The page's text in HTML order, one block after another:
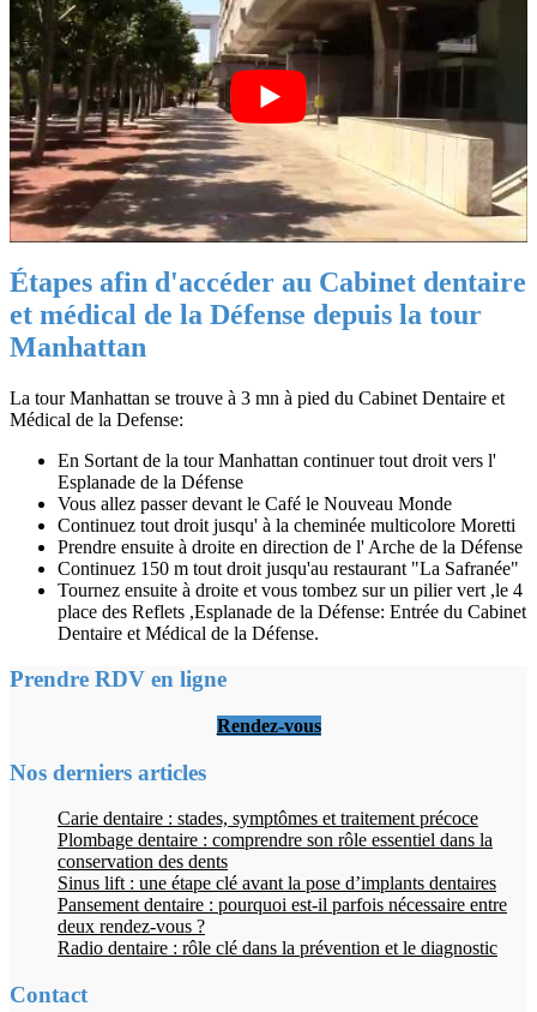
Étapes afin d'accéder au Cabinet dentaire
et médical de la Défense depuis la tour
Manhattan
La tour Manhattan se trouve à 3 mn à pied du Cabinet Dentaire et
Médical de la Defense:
En Sortant de la tour Manhattan continuer tout droit vers l'
Esplanade de la Défense
Vous allez passer devant le Café le Nouveau Monde
Continuez tout droit jusqu' à la cheminée multicolore Moretti
Prendre ensuite à droite en direction de l' Arche de la Défense
Continuez 150 m tout droit jusqu'au restaurant "La Safranée"
Tournez ensuite à droite et vous tombez sur un pilier vert ,le 4
place des Reflets ,Esplanade de la Défense: Entrée du Cabinet
Dentaire et Médical de la Défense.
Prendre RDV en ligne
Rendez-vous
Nos derniers articles
Carie dentaire : stades, symptômes et traitement précoce
Plombage dentaire : comprendre son rôle essentiel dans la
conservation des dents
Sinus lift : une étape clé avant la pose d’implants dentaires
Pansement dentaire : pourquoi est-il parfois nécessaire entre
deux rendez-vous ?
Radio dentaire : rôle clé dans la prévention et le diagnostic
Contact